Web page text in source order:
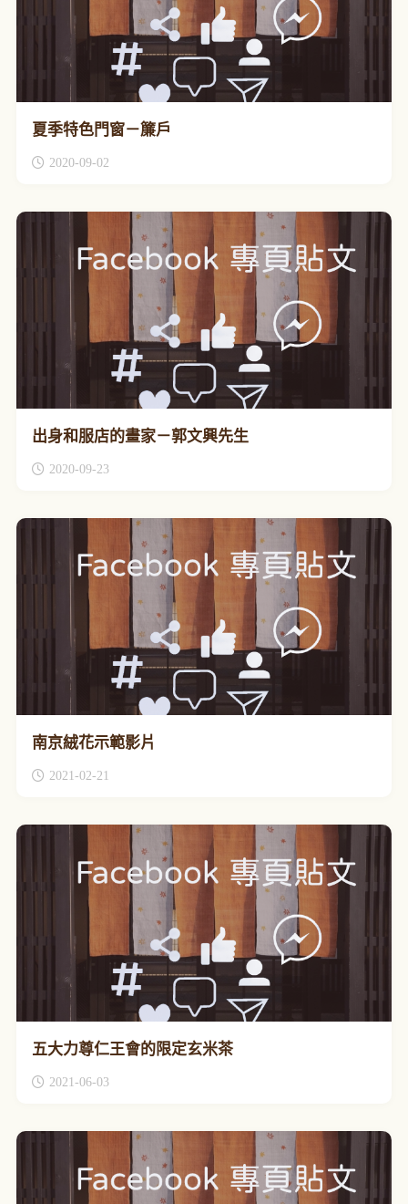
夏季特色門窗－簾戶
2020-09-02
出身和服店的畫家－郭文興先生
2020-09-23
南京絨花示範影片
2021-02-21
五大力尊仁王會的限定玄米茶
2021-06-03